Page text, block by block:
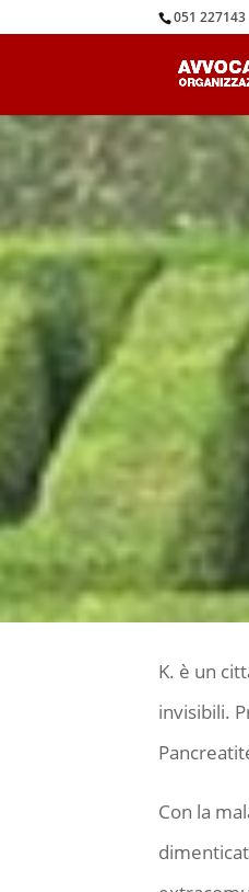
051 227143
K. è un
invisibili.
Con la